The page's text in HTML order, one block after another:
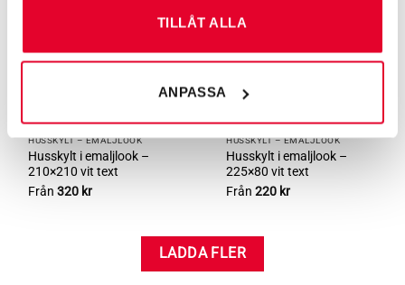
TILLÅT ALLA
ANPASSA
HUSSKYLT – EMALJLOOK
Husskylt i emaljlook –
210×210 vit text
Från320 kr
HUSSKYLT – EMALJLOOK
Husskylt i emaljlook –
225×80 vit text
Från220 kr
LADDA FLER